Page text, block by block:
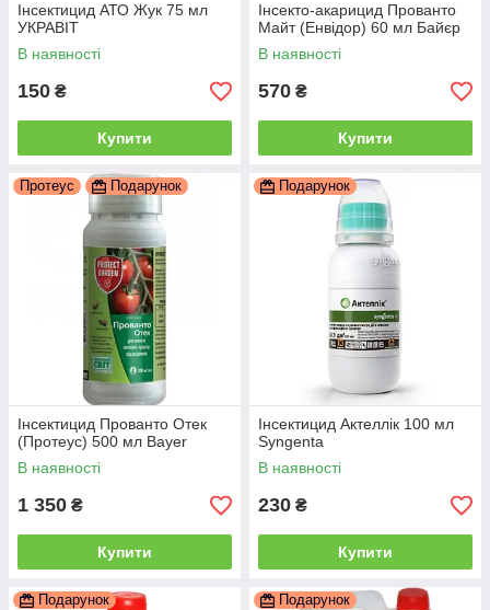
Інсектицид АТО Жук 75 мл
УКРАВІТ
В наявності
150 ₴
Купити
Інсекто-акарицид Прованто
Майт (Енвідор) 60 мл Байєр
В наявності
570 ₴
Купити
Протеус Подарунок
Інсектицид Прованто Отек
(Протеус) 500 мл Bayer
В наявності
1 350 ₴
Купити
Подарунок
Інсектицид Актеллік 100 мл
Syngenta
В наявності
230 ₴
Купити
Подарунок Подарунок